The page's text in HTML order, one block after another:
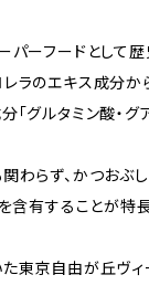
パーフードとして
ラのエキス成分か
「グルタミン酸・グ
わらず、かつおぶ
を含有することが特長
東京自由が丘ヴィ